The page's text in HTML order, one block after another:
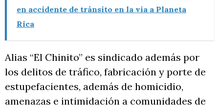
en accidente de tránsito en la vía a Planeta
Rica
Alias “El Chinito” es sindicado además por
los delitos de tráfico, fabricación y porte de
estupefacientes, además de homicidio,
amenazas e intimidación a comunidades de